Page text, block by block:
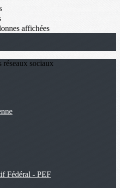
affichées
sociaux
Fédéral - PEF